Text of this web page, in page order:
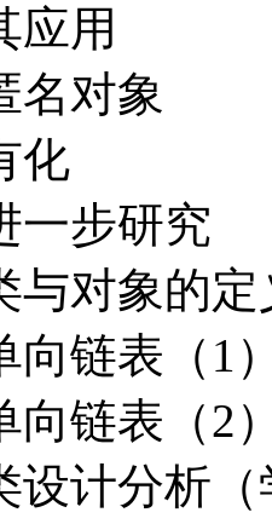
应用
名对象
化
一步研究
与对象的定
链表（1
链表（2
计分析（